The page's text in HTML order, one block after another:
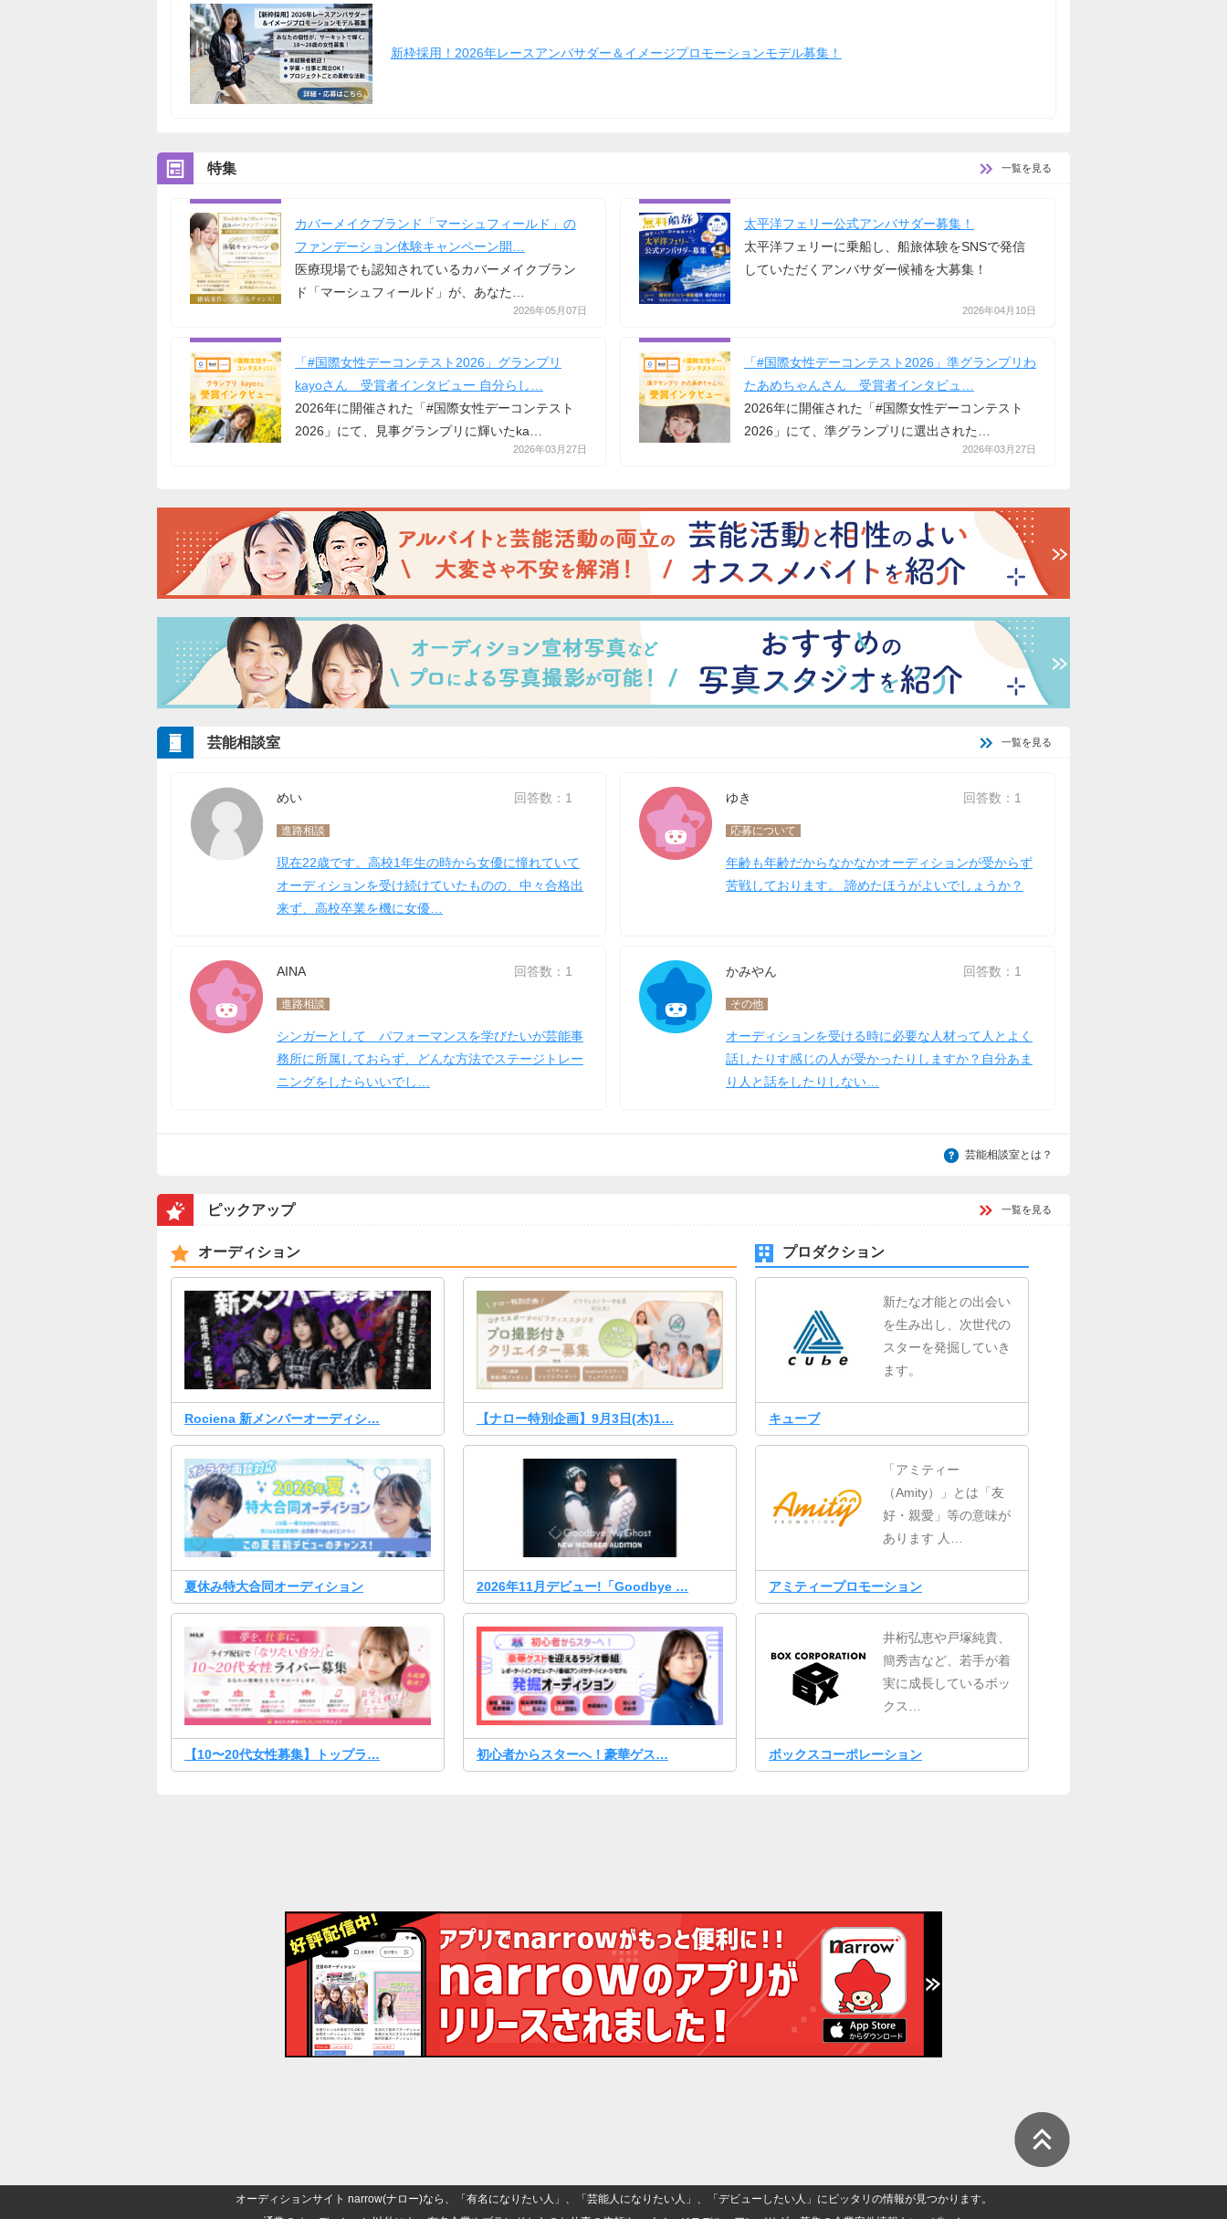
新枠採用！2026年レースアンバサダー＆イメージプロモーションモデル募集！
特集 一覧を見る
カバーメイクブランド「マーシュフィールド」の
ファンデーション体験キャンペーン開…
医療現場でも認知されているカバーメイクブラン
ド「マーシュフィールド」が、あなた…
2026年05月07日
太平洋フェリー公式アンバサダー募集！
太平洋フェリーに乗船し、船旅体験をSNSで発信
していただくアンバサダー候補を大募集！
2026年04月10日
「#国際女性デーコンテスト2026」グランプリ
kayoさん 受賞者インタビュー 自分らし…
2026年に開催された「#国際女性デーコンテスト
2026」にて、見事グランプリに輝いたka…
2026年03月27日
「#国際女性デーコンテスト2026」準グランプリわ
たあめちゃんさん 受賞者インタビュ…
2026年に開催された「#国際女性デーコンテスト
2026」にて、準グランプリに選出された…
2026年03月27日
芸能相談室 一覧を見る
めい 回答数：1
進路相談
現在22歳です。高校1年生の時から女優に憧れていて
オーディションを受け続けていたものの、中々合格出
来ず、高校卒業を機に女優…
ゆき 回答数：1
応募について
年齢も年齢だからなかなかオーディションが受からず
苦戦しております。 諦めたほうがよいでしょうか？
AINA 回答数：1
進路相談
シンガーとして パフォーマンスを学びたいが芸能事
務所に所属しておらず、どんな方法でステージトレー
ニングをしたらいいでし…
かみやん 回答数：1
その他
オーディションを受ける時に必要な人材って人とよく
話したりす感じの人が受かったりしますか？自分あま
り人と話をしたりしない…
芸能相談室とは？
ピックアップ 一覧を見る
オーディション
Rociena 新メンバーオーディシ… 【ナロー特別企画】9月3日(木)1…
夏休み特大合同オーディション 2026年11月デビュー!「Goodbye …
【10〜20代女性募集】トップラ… 初心者からスターへ！豪華ゲス…
プロダクション
新たな才能との出会い
を生み出し、次世代の
スターを発掘していき
ます。
キューブ
「アミティー
（Amity）」とは「友
好・親愛」等の意味が
あります 人…
アミティープロモーション
井桁弘恵や戸塚純貴、
簡秀吉など、若手が着
実に成長しているボッ
クス…
ボックスコーポレーション
オーディションサイト narrow(ナロー)なら、「有名になりたい人」、「芸能人になりたい人」、「デビューしたい人」にピッタリの情報が見つかります。